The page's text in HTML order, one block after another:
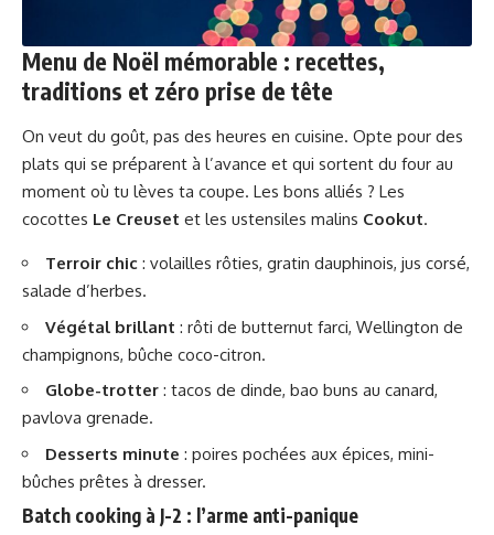
Menu de Noël mémorable : recettes,
traditions et zéro prise de tête
On veut du goût, pas des heures en cuisine. Opte pour des
plats qui se préparent à l’avance et qui sortent du four au
moment où tu lèves ta coupe. Les bons alliés ? Les
cocottes Le Creuset et les ustensiles malins Cookut.
Terroir chic : volailles rôties, gratin dauphinois, jus corsé,
salade d’herbes.
Végétal brillant : rôti de butternut farci, Wellington de
champignons, bûche coco-citron.
Globe-trotter : tacos de dinde, bao buns au canard,
pavlova grenade.
Desserts minute : poires pochées aux épices, mini-
bûches prêtes à dresser.
Batch cooking à J-2 : l’arme anti-panique